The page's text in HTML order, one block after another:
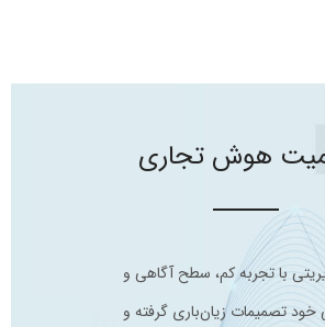
هوش تجاری
با تجربه کم، سطح آگاهی و
خود تصمیمات زیان‌باری گرفته و